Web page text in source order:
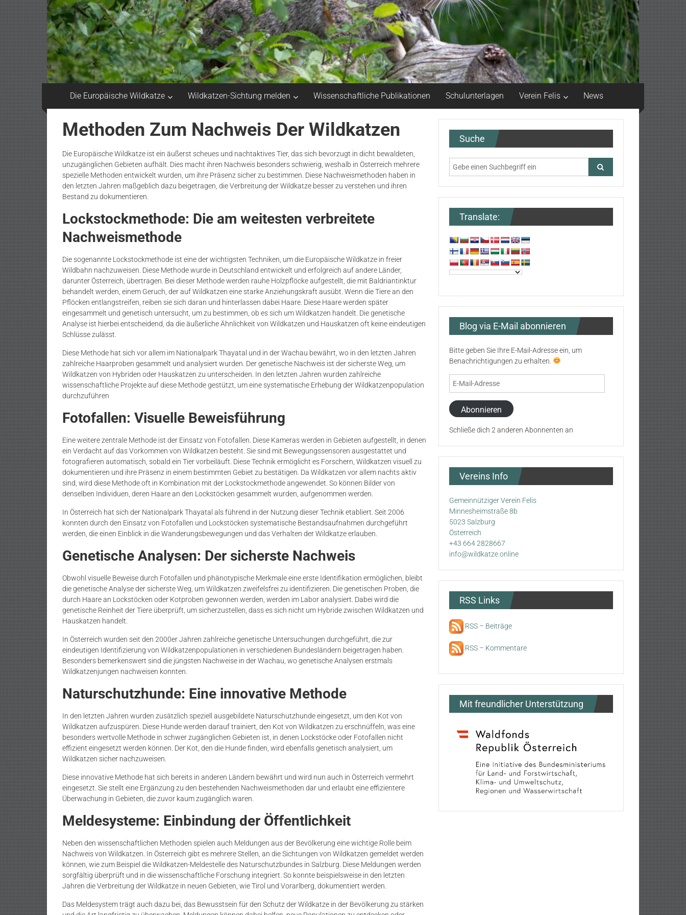
Die Europäische Wildkatze Wildkatzen-Sichtung melden Wissenschaftliche Publikationen Schulunterlagen Verein Felis News
Methoden Zum Nachweis Der Wildkatzen
Die Europäische Wildkatze ist ein äußerst scheues und nachtaktives Tier, das sich bevorzugt in dicht bewaldeten,
unzugänglichen Gebieten aufhält. Dies macht ihren Nachweis besonders schwierig, weshalb in Österreich mehrere
spezielle Methoden entwickelt wurden, um ihre Präsenz sicher zu bestimmen. Diese Nachweismethoden haben in
den letzten Jahren maßgeblich dazu beigetragen, die Verbreitung der Wildkatze besser zu verstehen und ihren
Bestand zu dokumentieren.
Lockstockmethode: Die am weitesten verbreitete
Nachweismethode
Die sogenannte Lockstockmethode ist eine der wichtigsten Techniken, um die Europäische Wildkatze in freier
Wildbahn nachzuweisen. Diese Methode wurde in Deutschland entwickelt und erfolgreich auf andere Länder,
darunter Österreich, übertragen. Bei dieser Methode werden rauhe Holzpflöcke aufgestellt, die mit Baldriantinktur
behandelt werden, einem Geruch, der auf Wildkatzen eine starke Anziehungskraft ausübt. Wenn die Tiere an den
Pflöcken entlangstreifen, reiben sie sich daran und hinterlassen dabei Haare. Diese Haare werden später
eingesammelt und genetisch untersucht, um zu bestimmen, ob es sich um Wildkatzen handelt. Die genetische
Analyse ist hierbei entscheidend, da die äußerliche Ähnlichkeit von Wildkatzen und Hauskatzen oft keine eindeutigen
Schlüsse zulässt.
Diese Methode hat sich vor allem im Nationalpark Thayatal und in der Wachau bewährt, wo in den letzten Jahren
zahlreiche Haarproben gesammelt und analysiert wurden. Der genetische Nachweis ist der sicherste Weg, um
Wildkatzen von Hybriden oder Hauskatzen zu unterscheiden. In den letzten Jahren wurden zahlreiche
wissenschaftliche Projekte auf diese Methode gestützt, um eine systematische Erhebung der Wildkatzenpopulation
durchzuführen
Fotofallen: Visuelle Beweisführung
Eine weitere zentrale Methode ist der Einsatz von Fotofallen. Diese Kameras werden in Gebieten aufgestellt, in denen
ein Verdacht auf das Vorkommen von Wildkatzen besteht. Sie sind mit Bewegungssensoren ausgestattet und
fotografieren automatisch, sobald ein Tier vorbeiläuft. Diese Technik ermöglicht es Forschern, Wildkatzen visuell zu
dokumentieren und ihre Präsenz in einem bestimmten Gebiet zu bestätigen. Da Wildkatzen vor allem nachts aktiv
sind, wird diese Methode oft in Kombination mit der Lockstockmethode angewendet. So können Bilder von
denselben Individuen, deren Haare an den Lockstöcken gesammelt wurden, aufgenommen werden.
In Österreich hat sich der Nationalpark Thayatal als führend in der Nutzung dieser Technik etabliert. Seit 2006
konnten durch den Einsatz von Fotofallen und Lockstöcken systematische Bestandsaufnahmen durchgeführt
werden, die einen Einblick in die Wanderungsbewegungen und das Verhalten der Wildkatze erlauben.
Genetische Analysen: Der sicherste Nachweis
Obwohl visuelle Beweise durch Fotofallen und phänotypische Merkmale eine erste Identifikation ermöglichen, bleibt
die genetische Analyse der sicherste Weg, um Wildkatzen zweifelsfrei zu identifizieren. Die genetischen Proben, die
durch Haare an Lockstöcken oder Kotproben gewonnen werden, werden im Labor analysiert. Dabei wird die
genetische Reinheit der Tiere überprüft, um sicherzustellen, dass es sich nicht um Hybride zwischen Wildkatzen und
Hauskatzen handelt.
In Österreich wurden seit den 2000er Jahren zahlreiche genetische Untersuchungen durchgeführt, die zur
eindeutigen Identifizierung von Wildkatzenpopulationen in verschiedenen Bundesländern beigetragen haben.
Besonders bemerkenswert sind die jüngsten Nachweise in der Wachau, wo genetische Analysen erstmals
Wildkatzenjungen nachweisen konnten.
Naturschutzhunde: Eine innovative Methode
In den letzten Jahren wurden zusätzlich speziell ausgebildete Naturschutzhunde eingesetzt, um den Kot von
Wildkatzen aufzuspüren. Diese Hunde werden darauf trainiert, den Kot von Wildkatzen zu erschnüffeln, was eine
besonders wertvolle Methode in schwer zugänglichen Gebieten ist, in denen Lockstöcke oder Fotofallen nicht
effizient eingesetzt werden können. Der Kot, den die Hunde finden, wird ebenfalls genetisch analysiert, um
Wildkatzen sicher nachzuweisen.
Diese innovative Methode hat sich bereits in anderen Ländern bewährt und wird nun auch in Österreich vermehrt
eingesetzt. Sie stellt eine Ergänzung zu den bestehenden Nachweismethoden dar und erlaubt eine effizientere
Überwachung in Gebieten, die zuvor kaum zugänglich waren.
Meldesysteme: Einbindung der Öffentlichkeit
Neben den wissenschaftlichen Methoden spielen auch Meldungen aus der Bevölkerung eine wichtige Rolle beim
Nachweis von Wildkatzen. In Österreich gibt es mehrere Stellen, an die Sichtungen von Wildkatzen gemeldet werden
können, wie zum Beispiel die Wildkatzen-Meldestelle des Naturschutzbundes in Salzburg. Diese Meldungen werden
sorgfältig überprüft und in die wissenschaftliche Forschung integriert. So konnte beispielsweise in den letzten
Jahren die Verbreitung der Wildkatze in neuen Gebieten, wie Tirol und Vorarlberg, dokumentiert werden.
Das Meldesystem trägt auch dazu bei, das Bewusstsein für den Schutz der Wildkatze in der Bevölkerung zu stärken
Suche
Translate:
Blog via E-Mail abonnieren
Bitte geben Sie Ihre E-Mail-Adresse ein, um
Benachrichtigungen zu erhalten.
Adresse
Abonnieren
Schließe dich 2 anderen Abonnenten an
Vereins Info
Gemeinnütziger Verein Felis
Minnesheimstraße 8b
5023 Salzburg
Österreich
+43 664 2828667
info@wildkatze.online
RSS Links
RSS – Beiträge
RSS – Kommentare
Mit freundlicher Unterstützung